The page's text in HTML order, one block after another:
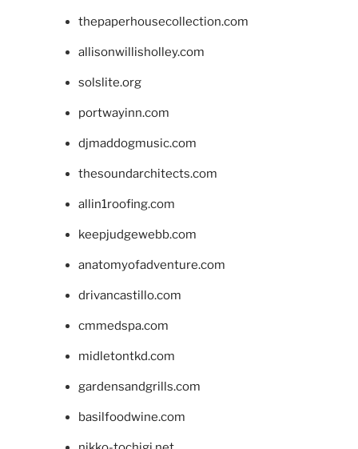
thepaperhousecollection.com
allisonwillisholley.com
solslite.org
portwayinn.com
djmaddogmusic.com
thesoundarchitects.com
allin1roofing.com
keepjudgewebb.com
anatomyofadventure.com
drivancastillo.com
cmmedspa.com
midletontkd.com
gardensandgrills.com
basilfoodwine.com